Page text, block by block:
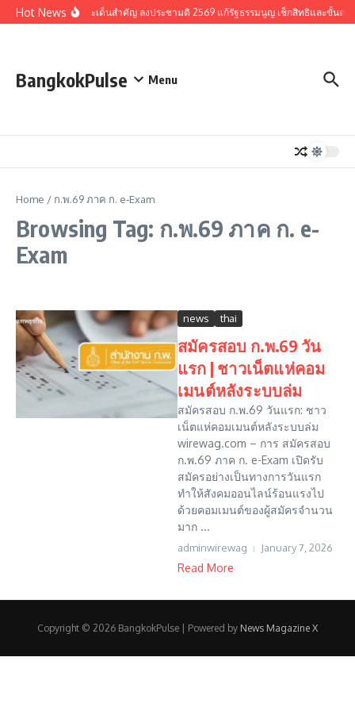
Skip to content
Hot Newsรวมประเด็นสำคัญ ลงประชามติ 2569 แก้รัฐธรรมนูญ เช็กสิทธิและขั้นตอ
BangkokPulse Menu
Home / ก.พ.69 ภาค ก. e-Exam
Browsing Tag: ก.พ.69 ภาค ก. e-
Exam
news thai
สมัครสอบ ก.พ.69 วัน
แรก | ชาวเน็ตแห่คอม
เมนต์หลังระบบล่ม
สมัครสอบ ก.พ.69 วันแรก: ชาว
เน็ตแห่คอมเมนต์หลังระบบล่ม
wirewag.com – การ สมัครสอบ
ก.พ.69 ภาค ก. e-Exam เปิดรับ
สมัครอย่างเป็นทางการวันแรก
ทำให้สังคมออนไลน์ร้อนแรงไป
ด้วยคอมเมนต์ของผู้สมัครจำนวน
มาก ...
adminwirewag January 7, 2026
Read More
Copyright © 2026 BangkokPulse | Powered by News Magazine X